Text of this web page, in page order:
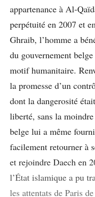
appartenance à Al-
perpétuité en 2007 et
Ghraib, l’homme a
du gouvernement
motif humanitaire.
la promesse d’un
dont la dangerosité
liberté, sans la
belge lui a même
facilement retourner à
et rejoindre Daech en
l’État islamique a pu
les attentats de Paris